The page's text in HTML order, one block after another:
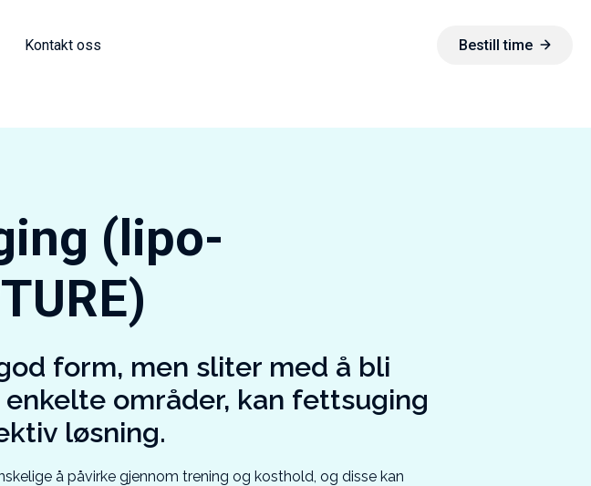
Kontakt oss Bestill time
(lipo­
form, men sliter med å bli
områder, kan fettsuging
løsning.
å påvirke gjennom trening og kosthold, og disse kan